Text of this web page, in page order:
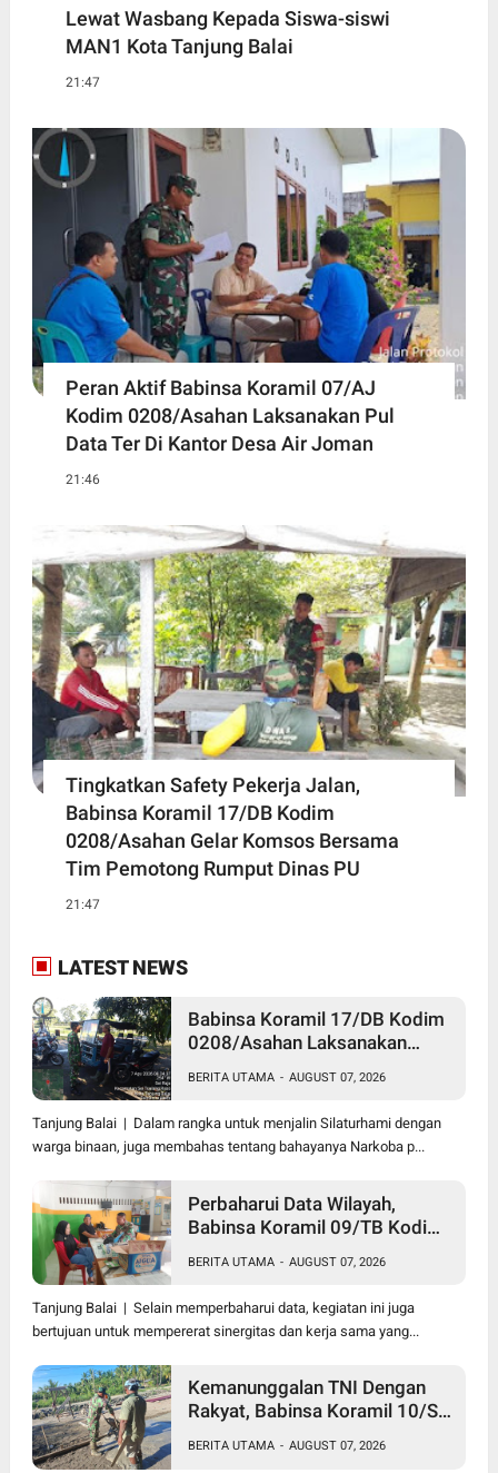
Lewat Wasbang Kepada Siswa-siswi
MAN1 Kota Tanjung Balai
21:47
Peran Aktif Babinsa Koramil 07/AJ
Kodim 0208/Asahan Laksanakan Pul
Data Ter Di Kantor Desa Air Joman
21:46
Tingkatkan Safety Pekerja Jalan,
Babinsa Koramil 17/DB Kodim
0208/Asahan Gelar Komsos Bersama
Tim Pemotong Rumput Dinas PU
21:47
LATEST NEWS
Babinsa Koramil 17/DB Kodim
0208/Asahan Laksanakan
Abang Becak
BERITA UTAMA - AUGUST 07, 2026
Tanjung Balai | Dalam rangka untuk menjalin Silaturhami dengan
warga binaan, juga membahas tentang bahayanya Narkoba p...
Perbaharui Data Wilayah,
Babinsa Koramil 09/TB Kodim
Ter Di Kantor Kelurahan
BERITA UTAMA - AUGUST 07, 2026
Tanjung Balai | Selain memperbaharui data, kegiatan ini juga
bertujuan untuk mempererat sinergitas dan kerja sama yang...
Kemanunggalan TNI Dengan
Rakyat, Babinsa Koramil 10/SK
(Cor) Bangun Rumah Warga
BERITA UTAMA - AUGUST 07, 2026